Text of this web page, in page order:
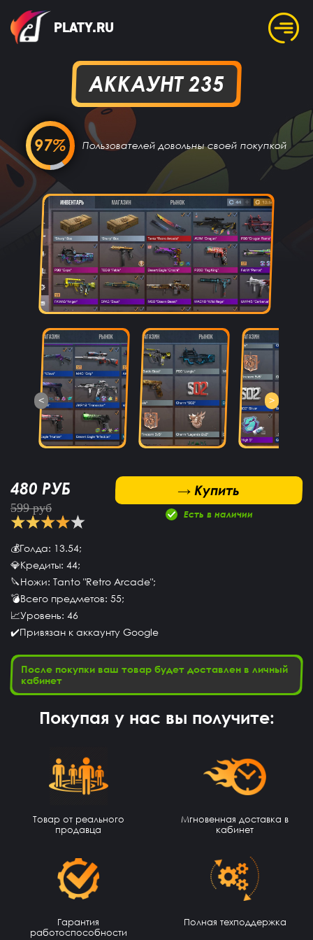
PLATY.RU
АККАУНТ 235
97% Пользователей довольны своей покупкой
< >
480 РУБ
599 руб
→ Купить
Купить
Есть в наличии
💰Голда: 13.54;
💎Кредиты: 44;
🔪Ножи: Tanto "Retro Arcade";
💣Всего предметов: 55;
📈Уровень: 46
✔️Привязан к аккаунту Google
После покупки ваш товар будет доставлен в личный
кабинет
Покупая у нас вы получите:
Товар от реального
продавца
Мгновенная доставка в
кабинет
Гарантия
работоспособности
Полная техподдержка
Помогите пожалуйста, как войти в аккаунт????
13 часов назад